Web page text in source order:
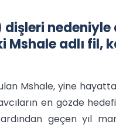
dişleri
adlı fil,
Mshale, yine
en gözde
ardından geçen yıl